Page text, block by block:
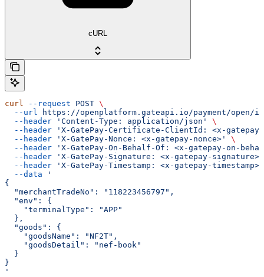
cURL
curl --request POST \
  --url
https://openplatform.gateapi.io/payment/
  --header
'Content-Type: application/json'
\
  --header
'X-GatePay-Certificate-ClientId: <x-
  --header
'X-GatePay-Nonce: <x-gatepay-nonce>'
\
  --header
'X-GatePay-On-Behalf-Of: <x-gatepay-on-
  --header
'X-GatePay-Signature: <x-gatepay-signature>'
  --header
'X-GatePay-Timestamp: <x-gatepay-timestamp>'
  --data
'
{
  "merchantTradeNo": "118223456797",
  "env": {
    "terminalType": "APP"
  },
  "goods": {
    "goodsName": "NF2T",
    "goodsDetail": "nef-book"
  }
}
'